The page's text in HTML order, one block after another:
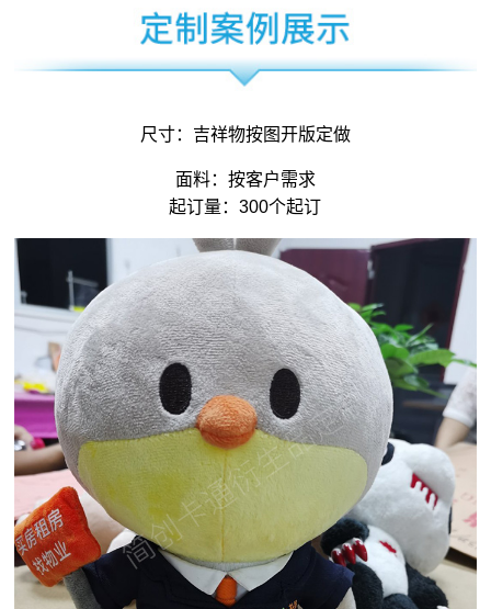
尺寸： 吉祥物按图开版定做
面料：按客户需求
起订量：300个起订